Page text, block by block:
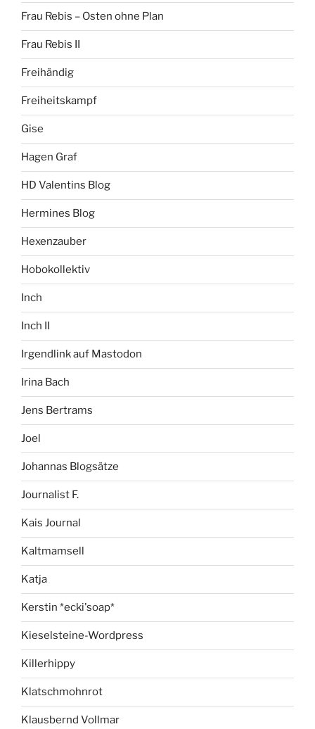
Frau Rebis – Osten ohne Plan
Frau Rebis II
Freihändig
Freiheitskampf
Gise
Hagen Graf
HD Valentins Blog
Hermines Blog
Hexenzauber
Hobokollektiv
Inch
Inch II
Irgendlink auf Mastodon
Irina Bach
Jens Bertrams
Joel
Johannas Blogsätze
Journalist F.
Kais Journal
Kaltmamsell
Katja
Kerstin *ecki'soap*
Kieselsteine-Wordpress
Killerhippy
Klatschmohnrot
Klausbernd Vollmar